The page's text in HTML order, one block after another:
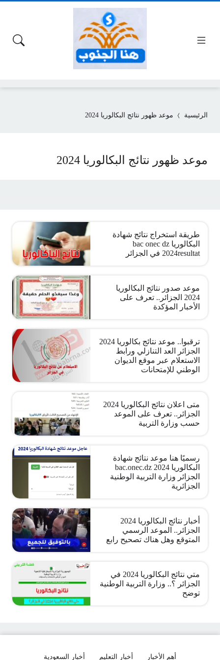
الرئيسية موعد ظهور نتائج البكالوريا 2024
موعد ظهور نتائج البكالوريا 2024
طريقة استخراج نتائج شهادة
البكالوريا bac onec dz
2024resultat في الجزائر
موعد صدور نتائج البكالوريا
2024 الجزائر.. تعرف على
الأخبار المؤكدة
ترقبوا.. موعد نتائج بكالوريا 2024
الجزائر العد التنازلي ورابط
الاستعلام عبر موقع الديوان
الوطني للإمتحانات
متى اعلان نتائج البكالوريا 2024
الجزائر.. تعرف على الموعد
حسب وزارة التربية
رسميًا هنا موعد نتائج شهادة
البكالوريا bac.onec.dz 2024
الجزائر وزارة التربية الوطنية
الجزائرية
أخبار نتائج البكالوريا 2024
الجزائر.. الموعد الرسمي
المتوقع وهل هناك تصحيح رابع
متي نتائج البكالوريا 2024 في
الجزائر ؟.. وزارة التربية الوطنية
توضح
أهم الأخبار أخبار التعليم أخبار السعودية